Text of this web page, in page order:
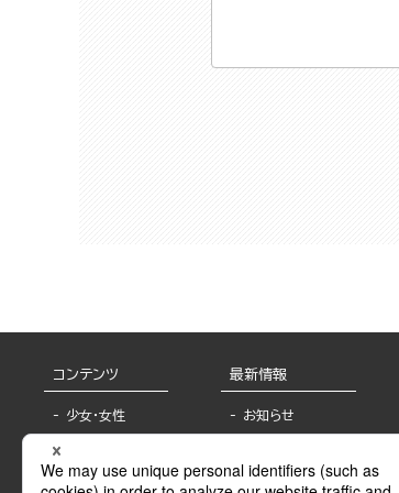
コンテンツ
少女・女性
BL
最新情報
お知らせ
報